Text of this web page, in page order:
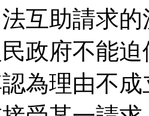
互助請求
政府不能
為理由不